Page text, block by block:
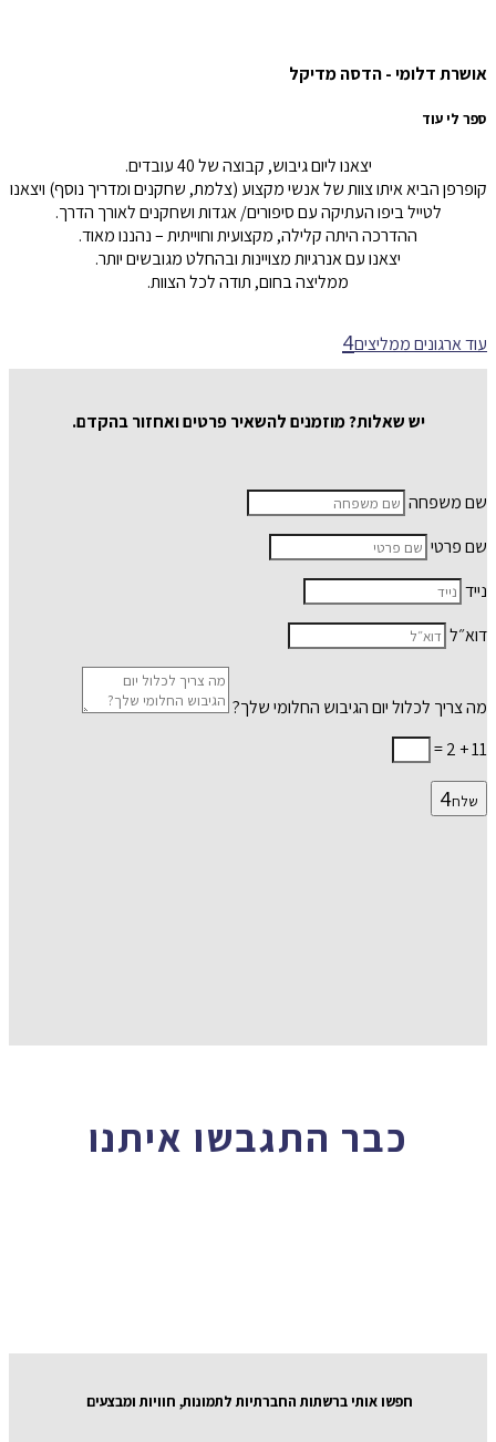
אושרת דלומי - הדסה מדיקל
ספר לי עוד
יצאנו ליום גיבוש, קבוצה של עובדים.
קופרפן הביא איתו צוות של אנשי מקצוע (צלמת, שחקנים ומדריך נוסף) ויצאנו
לטייל ביפו העתיקה עם סיפורים/אגדות ושחקנים לאורך הדרך.
ההדרכה היתה קלילה, מקצועית וחוייתית – נהננו מאוד.
יצאנו עם אנרגיות מצויינות ובהחלט מגובשים יותר.
ממליצה בחום, תודה לכל הצוות.
עוד ארגונים ממליצים
יש שאלות?מוזמנים להשאיר פרטים ואחזור בהקדם.
שם משפחה
שם פרטי
נייד
דוא״ל
מה צריך לכלול יום הגיבוש החלומי שלך?
11 + 2
=
שלח
כבר התגבשו איתנו
חפשו אותי ברשתות החברתיות לתמונות, חוויות ומבצעים